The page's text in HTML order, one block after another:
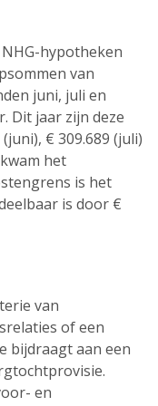
hypotheken
van
juni, juli en
Dit jaar zijn deze
€ 309.689 (juli)
het
is het
is door €
van
of een
bijdraagt aan een
en